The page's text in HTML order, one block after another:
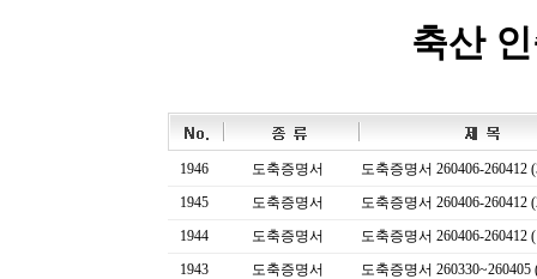
축산
1946 도축증명서
도축증명서 260406-260412
1945
도축증명서
도축증명서 260406-260412
1944
도축증명서
도축증명서 260406-260412
1943
도축증명서
도축증명서 260330~260405